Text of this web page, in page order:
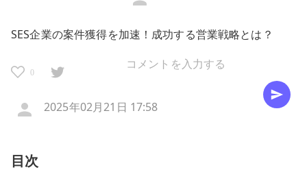
SES企業の案件獲得を加速！成功する営業戦略とは？
0
2025年02月21日 17:58
目次